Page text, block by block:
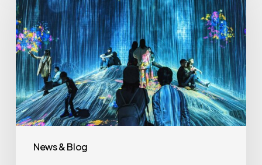
News & Blog
ancora
senso
parlare
di
un
“digital”
in
all’offline?